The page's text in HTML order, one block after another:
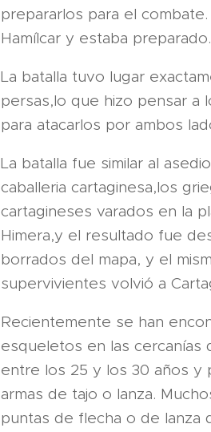
prepararlos para el
Hamílcar y estaba preparado.
La batalla tuvo lugar
persas,lo que hizo pensar a
para atacarlos por ambos
La batalla fue similar al
caballeria cartaginesa,los
cartagineses varados en la
Himera,y el resultado fue
borrados del mapa, y el
supervivientes volvió a
Recientemente se han
esqueletos en las cercanías
entre los 25 y los 30 años y
armas de tajo o lanza.
puntas de flecha o de